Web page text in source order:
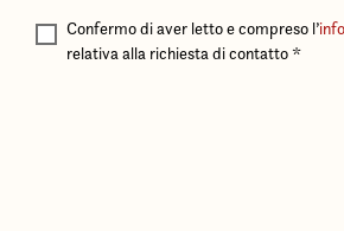
Confermo di aver letto e compreso l’
relativa alla richiesta di contatto*